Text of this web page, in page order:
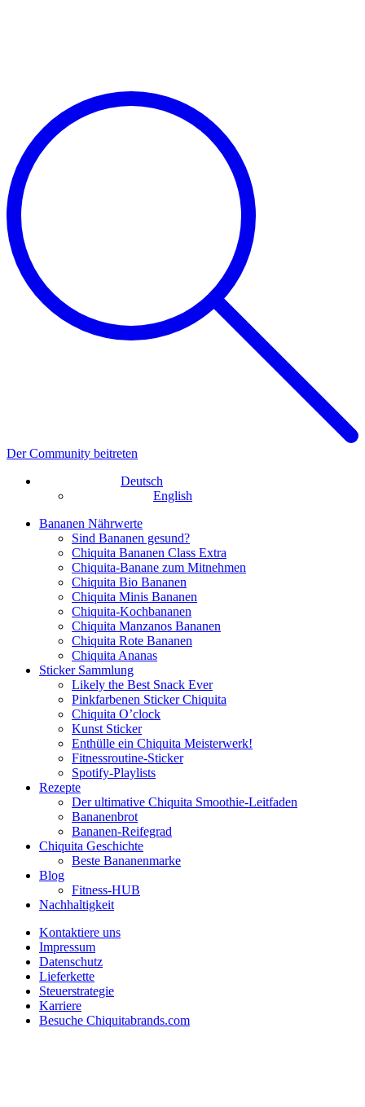
Der Community beitreten
Deutsch
English
Bananen Nährwerte
Sind Bananen gesund?
Chiquita Bananen Class Extra
Chiquita-Banane zum Mitnehmen
Chiquita Bio Bananen
Chiquita Minis Bananen
Chiquita-Kochbananen
Chiquita Manzanos Bananen
Chiquita Rote Bananen
Chiquita Ananas
Sticker Sammlung
Likely the Best Snack Ever
Pinkfarbenen Sticker Chiquita
Chiquita O’clock
Kunst Sticker
Enthülle ein Chiquita Meisterwerk!
Fitnessroutine-Sticker
Spotify-Playlists
Rezepte
Der ultimative Chiquita Smoothie-Leitfaden
Bananenbrot
Bananen-Reifegrad
Chiquita Geschichte
Beste Bananenmarke
Blog
Fitness-HUB
Nachhaltigkeit
Kontaktiere uns
Impressum
Datenschutz
Lieferkette
Steuerstrategie
Karriere
Besuche Chiquitabrands.com